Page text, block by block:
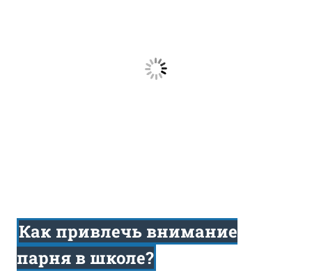
Как привлечь внимание
парня в школе?